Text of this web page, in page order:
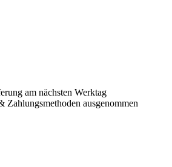
am nächsten Werktag
Zahlungsmethoden ausgenommen